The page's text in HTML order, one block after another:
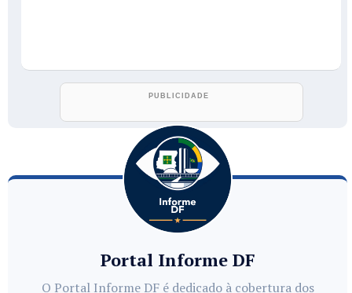
Portal Informe DF
O Portal Informe DF é dedicado à cobertura dos